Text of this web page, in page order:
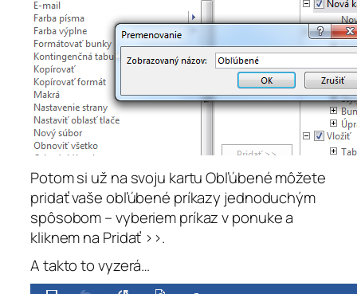
Potom si už na svoju kartuObľúbenémôžete
pridať vaše obľúbené príkazy jednoduchým
spôsobom – vyberiem príkaz v ponuke a
kliknem na Pridať >>.
A takto to vyzerá…